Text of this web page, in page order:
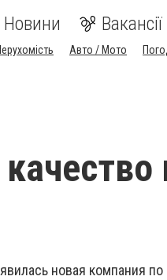
Новини Вакансії
Авто / Мото
новая компания